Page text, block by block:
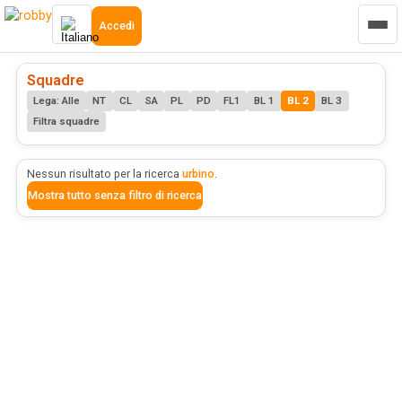
Accedi
Squadre
Lega: Alle NT CL SA PL PD FL1 BL 1 BL 2
BL 3
Filtra squadre
Nessun risultato per la ricerca urbino.
Mostra tutto senza filtro di ricerca